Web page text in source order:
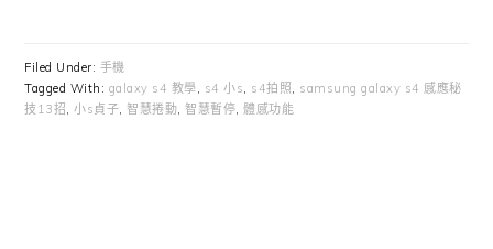
Filed Under: 手機
Tagged With: galaxy s4 教學, s4 小s, s4拍照, samsung galaxy s4 感應秘
技13招,小s貞子,智慧捲動,智慧暫停,體感功能